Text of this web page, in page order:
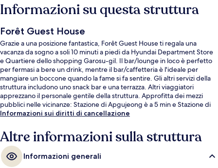
Informazioni su questa struttura
Forêt Guest House
Grazie a una posizione fantastica, Forêt Guest House ti regala una
vacanza da sogno a soli 10 minuti a piedi da Hyundai Department Store
e Quartiere dello shopping Garosu-gil. Il bar/lounge in loco è perfetto
per fermasi a bere un drink, mentre il bar/caffetteria è l'ideale per
mangiare un boccone quando la fame si fa sentire. Gli altri servizi della
struttura includono uno snack bar e una terrazza. Altri viaggiatori
apprezzano il personale gentile della struttura. Approfitta dei mezzi
pubblici nelle vicinanze: Stazione di Apgujeong è a 5 min e Stazione di
Sinsa a 12 min a piedi.
Informazioni sui diritti di cancellazione
Altre informazioni sulla struttura
Informazioni generali